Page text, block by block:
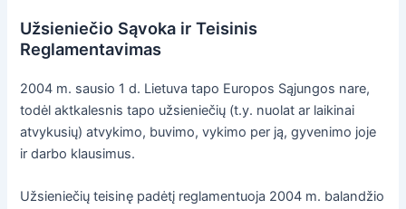
Užsieniečio Sąvoka ir Teisinis
Reglamentavimas
2004 m. sausio 1 d. Lietuva tapo Europos Sąjungos nare,
todėl aktkalesnis tapo užsieniečių (t.y. nuolat ar laikinai
atvykusių) atvykimo, buvimo, vykimo per ją, gyvenimo joje
ir darbo klausimus.
Užsieniečių teisinę padėtį reglamentuoja 2004 m. balandžio